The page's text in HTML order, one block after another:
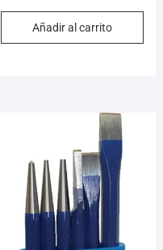
Añadir al carrito